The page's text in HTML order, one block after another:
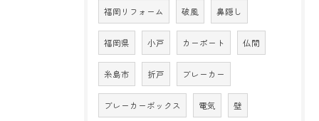
福岡リフォーム 破風 鼻隠し
福岡県 小戸 カーポート 仏間
糸島市 折戸 ブレーカー
ブレーカーボックス 電気 壁